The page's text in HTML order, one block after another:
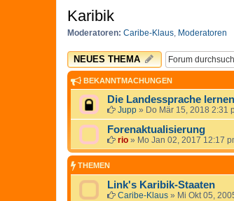
Karibik
Moderatoren: Caribe-Klaus, Moderatoren
NEUES THEMA
BEKANNTMACHUNGEN
Die Landessprache lernen
Jupp » Do Mär 15, 2018 2:31
Forenaktualisierung
rio » Mo Jan 02, 2017 12:17
THEMEN
Link's Karibik-Staaten
Caribe-Klaus » Mi Okt 05,